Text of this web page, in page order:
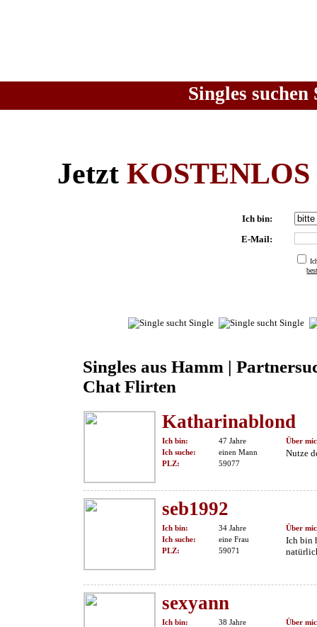
Singles
Jetzt KOSTENLOS
Ich bin:
E-Mail:
Singles aus Hamm |
Chat Flirten
Katharinablond
Ich bin:
47 Jahre
Ich suche:
einen Mann
PLZ:
59077
Über
Nutze
seb1992
Ich bin:
34 Jahre
Ich suche:
eine Frau
PLZ:
59071
Über
Ich bin
sexyann
Ich bin:
38 Jahre
Über